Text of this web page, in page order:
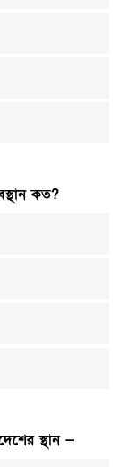
কত?
স্থান —